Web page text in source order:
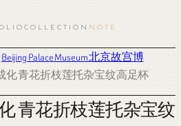
COLLECTION NOTE
Beijing Palace Museum 北京故宫博
成化 青花折枝莲托杂宝纹高足杯
化 青花折枝莲托杂宝纹